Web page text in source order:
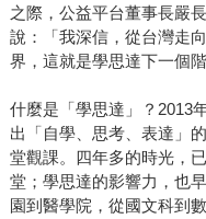
之際，公益平台董事長嚴
說：「我深信，從台灣走
界，這就是學思達下一個
什麼是「學思達」？2013
出「自學、思考、表達」
堂觀課。四年多的時光，
堂；學思達的影響力，也
園到醫學院，從國文科到